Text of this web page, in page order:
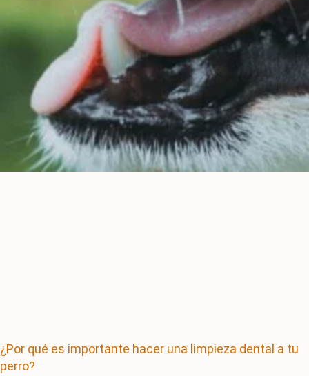
¿Por qué es importante hacer una limpieza dental a tu
perro?